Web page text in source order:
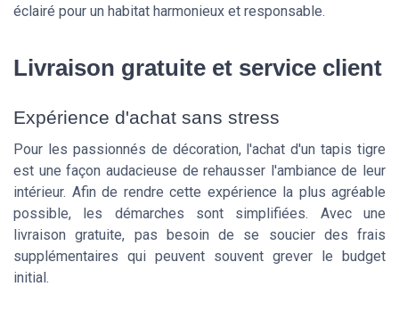
éclairé pour un habitat harmonieux et responsable.
Livraison gratuite et service client
Expérience d'achat sans stress
Pour les passionnés de décoration, l'achat d'un tapis tigre
est une façon audacieuse de rehausser l'ambiance de leur
intérieur. Afin de rendre cette expérience la plus agréable
possible, les démarches sont simplifiées. Avec une
livraison gratuite, pas besoin de se soucier des frais
supplémentaires qui peuvent souvent grever le budget
initial.